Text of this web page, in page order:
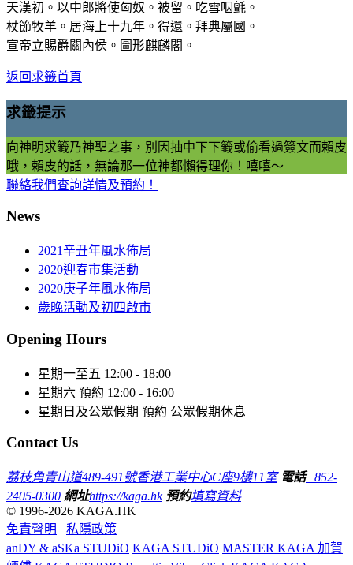
天漢初。以中郎將使匈奴。被留。吃雪咽氈。
杖節牧羊。居海上十九年。得還。拜典屬國。
宣帝立賜爵關內侯。圖形麒麟閣。
返回求籤首頁
求籤提示
向神明求籤乃神聖之事，別因抽中下下籤或偷看過簽文而賴皮
哦，賴皮的話，無論那一位神都懶得理你！嘻嘻～
聯絡我們查詢詳情及預約！
News
2021辛丑年風水佈局
2020迎春市集活動
2020庚子年風水佈局
歲晚活動及初四啟市
Opening Hours
星期一至五 12:00 - 18:00
星期六 預約 12:00 - 16:00
星期日及公眾假期 預約 公眾假期休息
Contact Us
荔枝角青山道489-491號香港工業中心C座9樓11室 電話+852-
2405-0300 網址https://kaga.hk 預約填寫資料
© 1996-2026 KAGA.HK
免責聲明
私隱政策
anDY & aSKa STUDiO KAGA STUDiO MASTER KAGA 加賀